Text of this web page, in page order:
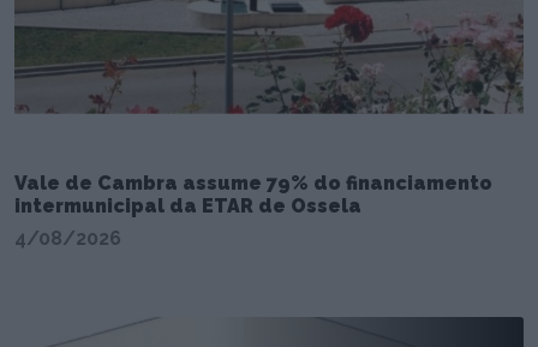
Vale de Cambra assume 79% do financiamento
intermunicipal da ETAR de Ossela
4/08/2026